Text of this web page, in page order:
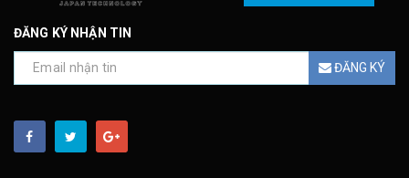
ĐĂNG KÝ NHẬN TIN
ĐĂNG KÝ